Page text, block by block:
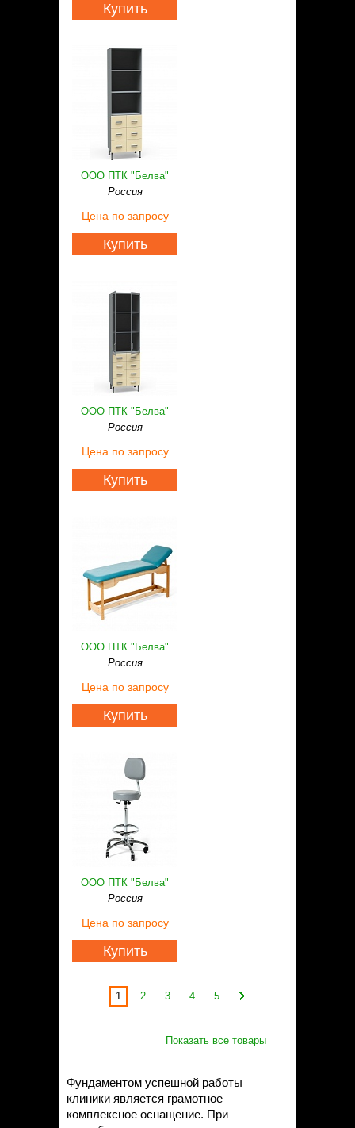
Купить
ООО ПТК "Белва"
Россия
Цена по запросу
Купить
ООО ПТК "Белва"
Россия
Цена по запросу
Купить
ООО ПТК "Белва"
Россия
Цена по запросу
Купить
ООО ПТК "Белва"
Россия
Цена по запросу
Купить
1 2 3 4 5
Показать все товары
Фундаментом успешной работы
клиники является грамотное
комплексное оснащение. При